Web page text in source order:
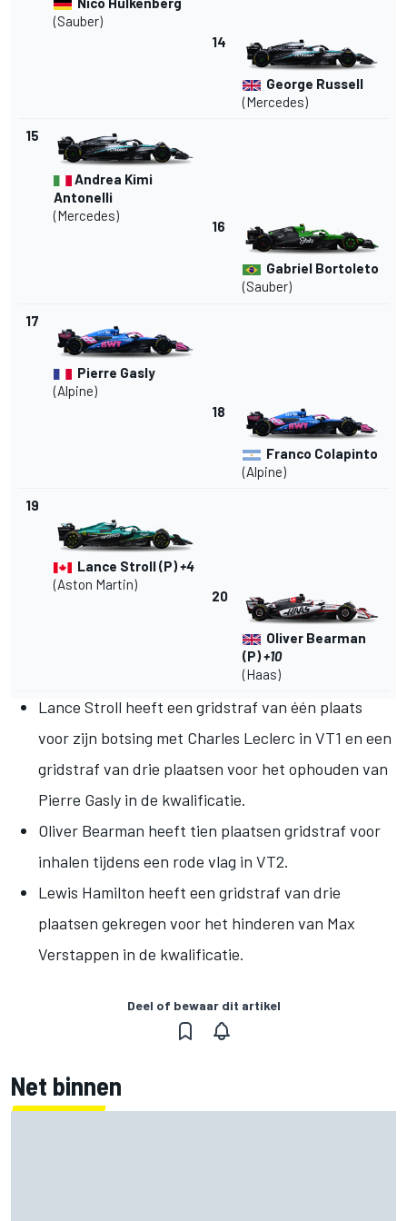
(Sauber)
14
George Russell
(Mercedes)
15
Andrea Kimi
Antonelli
(Mercedes)
16
Gabriel Bortoleto
(Sauber)
17
Pierre Gasly
(Alpine)
18
Franco Colapinto
(Alpine)
19
Lance Stroll(P)+4
(Aston Martin)
20
Oliver Bearman
(P)+10
(Haas)
Lance Stroll heeft een gridstraf van één plaats
voor zijn botsing met Charles Leclerc in VT1 en een
gridstraf van drie plaatsen voor het ophouden van
Pierre Gasly in de kwalificatie.
Oliver Bearman heeft tien plaatsen gridstraf voor
inhalen tijdens een rode vlag in VT2.
Lewis Hamilton heeft een gridstraf van drie
plaatsen gekregen voor het hinderen van Max
Verstappen in de kwalificatie.
Deel of bewaar dit artikel
Net binnen